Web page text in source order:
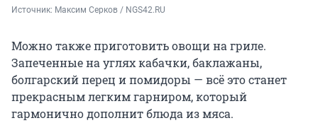
Источник: Максим Серков / NGS42.RU
Можно также приготовить овощи на гриле.
Запеченные на углях кабачки, баклажаны,
болгарский перец и помидоры — всё это станет
прекрасным легким гарниром, который
гармонично дополнит блюда из мяса.